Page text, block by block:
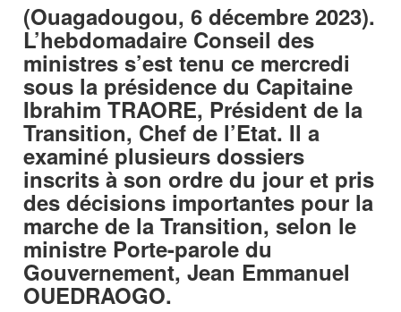
(Ouagadougou, 6 décembre 2023).
L’hebdomadaire Conseil des
ministres s’est tenu ce mercredi
sous la présidence du Capitaine
Ibrahim TRAORE, Président de la
Transition, Chef de l’Etat. Il a
examiné plusieurs dossiers
inscrits à son ordre du jour et pris
des décisions importantes pour la
marche de la Transition, selon le
ministre Porte-parole du
Gouvernement, Jean Emmanuel
OUEDRAOGO.